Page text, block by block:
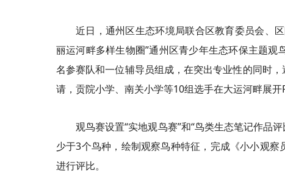
近日，通州区生态环境局联合区教育委员会、
丽运河畔多样生物圈”通州区青少年生态环保主题
名参赛队和一位辅导员组成，在突出专业性的同时
请，贡院小学、南关小学等10组选手在大运河畔展开
观鸟赛设置“实地观鸟赛”和“鸟类生态笔记作品
少于3个鸟种，绘制观察鸟种特征，完成《小小观
进行评比。